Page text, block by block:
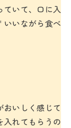
いて、口に入
いいながら食べ
おいしく感じて
入れてもらうの